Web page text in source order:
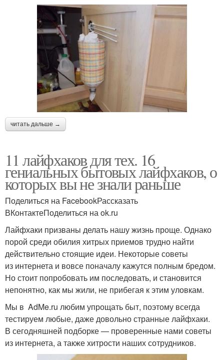
читать дальше →
11 лайфхаков для тех. 16
гениальных бытовых лайфхаков, о
которых вы не знали раньше
Поделиться на FacebookРассказать
ВКонтактеПоделиться на ok.ru
Лайфхаки призваны делать нашу жизнь проще. Однако
порой среди обилия хитрых приемов трудно найти
действительно стоящие идеи. Некоторые советы
из интернета и вовсе поначалу кажутся полным бредом.
Но стоит попробовать им последовать, и становится
непонятно, как мы жили, не прибегая к этим уловкам.
Мы в AdMe.ru любим упрощать быт, поэтому всегда
тестируем любые, даже довольно странные лайфхаки.
В сегодняшней подборке — проверенные нами советы
из интернета, а также хитрости наших сотрудников.